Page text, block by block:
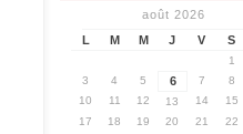
août 2026
L
M M J V S
1
3
4 5 6 7 8
10
11 12 13 14 15
17
18 19 20 21 22